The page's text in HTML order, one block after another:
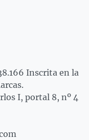
Inscrita en la
I, portal 8, nº 4